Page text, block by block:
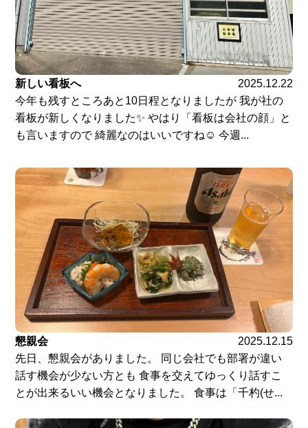
新しい看板へ
2025.12.22
今年も残すところあと10日程となりましたが 我が社の
看板が新しくなりました✨ やはり「看板は会社の顔」と
も言いますので 綺麗なのはいいですね☺️ 今週...
懇親会
2025.12.15
先日、懇親会がありました。 同じ会社でも部署が違い
話す機会が少ない方とも 食事を交えてゆっくり話すこ
とが出来るいい機会となりました。 食事は「千杓(せ...